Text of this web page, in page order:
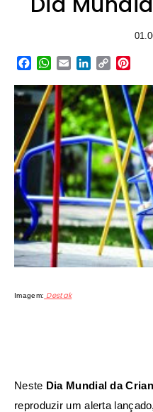
Facebook
WhatsApp
EmailLinkedIn
Copy
Imagem: Destak
Neste Dia Mundial da
reproduzir um alerta